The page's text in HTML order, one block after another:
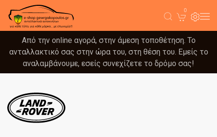
0
Από την online αγορά, στην άμεση τοποθέτηση. Το
ανταλλακτικό σας στην ώρα του, στη θέση του. Εμείς το
αναλαμβάνουμε, εσείς συνεχίζετε το δρόμο σας!